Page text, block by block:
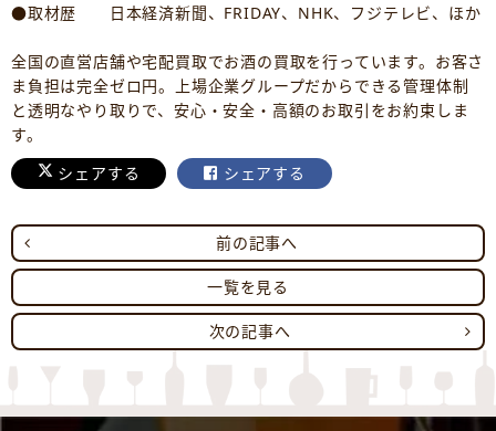
●取材歴 日本経済新聞、FRIDAY、NHK、フジテレビ、ほか
全国の直営店舗や宅配買取でお酒の買取を行っています。お客さ
ま負担は完全ゼロ円。上場企業グループだからできる管理体制
と透明なやり取りで、安心・安全・高額のお取引をお約束しま
す。
シェアする
シェアする
前の記事へ
一覧を見る
次の記事へ